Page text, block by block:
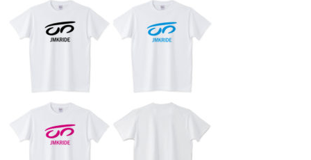
お問い合わせ